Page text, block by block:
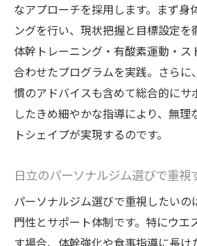
パーソナルジム活用でウ
引き締め法
日立のパーソナルジムで
す秘訣
忙しい女性におすすめの効率
パーソナルジムで叶える
忙しい女性のためのパー
パーソナルジムの時短ト
ウエストへ
なアプローチを採用します。まず身
ングを行い、現状把握と目標設定を
体幹トレーニング・有酸素運動・ス
合わせたプログラムを実践。さらに
慣のアドバイスも含めて総合的にサ
したきめ細やかな指導により、無理
トシェイプが実現するのです。
日立のパーソナルジム選びで重視
パーソナルジム選びで重視したいの
門性とサポート体制です。特にウエ